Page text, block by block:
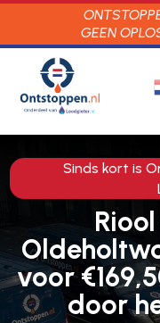
GEEN
Sinds kort is
voor
door